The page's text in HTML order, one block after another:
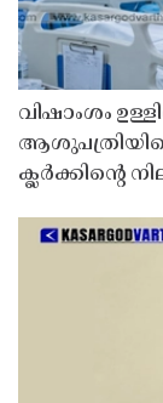
വിഷാംശം
ക്ലർക്കിൻ്റെ